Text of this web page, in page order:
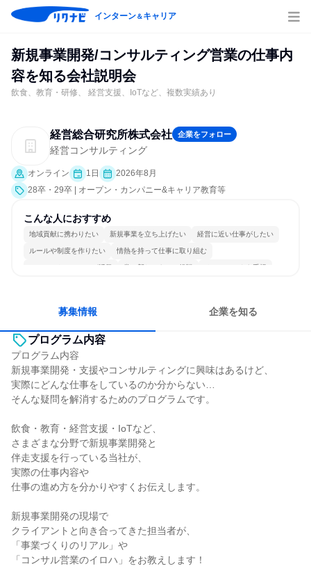
インターン＆キャリア
新規事業開発/コンサルティング営業の仕事内
容を知る会社説明会
飲食、教育・研修、 経営支援、IoTなど、複数実績あり
経営総合研究所株式会社 企業をフォロー
経営コンサルティング
オンライン 1日
2026年8月
28卒・29卒 | オープン・カンパニー&キャリア教育等
こんな人におすすめ
地域貢献に携わりたい 新規事業を立ち上げたい 経営に近い仕事がしたい
ルールや制度を作りたい 情熱を持って仕事に取り組む
コミュニケーションが活発 常に新しいものに挑戦 チームワークを重視
募集情報 企業を知る
プログラム内容
プログラム内容
新規事業開発・支援やコンサルティングに興味はあるけど、
実際にどんな仕事をしているのか分からない…
そんな疑問を解消するためのプログラムです。
飲食・教育・経営支援・IoTなど、
さまざまな分野で新規事業開発と
伴走支援を行っている当社が、
実際の仕事内容や
仕事の進め方を分かりやすくお伝えします。
新規事業開発の現場で
クライアントと向き合ってきた担当者が、
「事業づくりのリアル」や
「コンサル営業のイロハ」をお教えします！